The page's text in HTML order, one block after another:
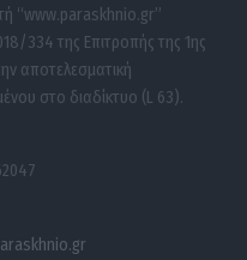
“www.paraskhnio.gr”
334 της Επιτροπής της 1ης
αποτελεσματική
στο διαδίκτυο (L 63).